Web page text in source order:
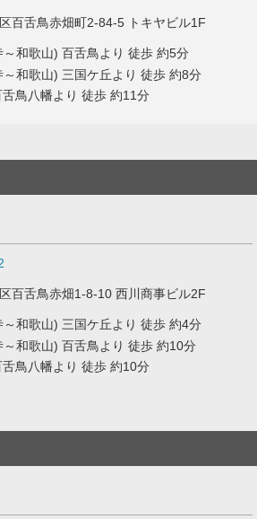
百舌鳥赤畑町2-84-5 トキヤビル1F
～和歌山) 百舌鳥より 徒歩 約5分
～和歌山) 三国ケ丘より 徒歩 約8分
鳥八幡より 徒歩 約11分
百舌鳥赤畑1-8-10 西川商事ビル2F
～和歌山) 三国ケ丘より 徒歩 約4分
～和歌山) 百舌鳥より 徒歩 約10分
鳥八幡より 徒歩 約10分